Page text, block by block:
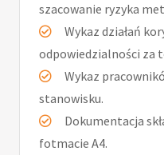
szacowanie ryzyka
Wykaz działań
odpowiedzialności za
Wykaz
stanowisku.
Dokumentacja
fotmacie A4.